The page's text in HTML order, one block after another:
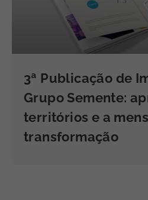
3ª Publicação de
Grupo Semente:
territórios e a
transformação